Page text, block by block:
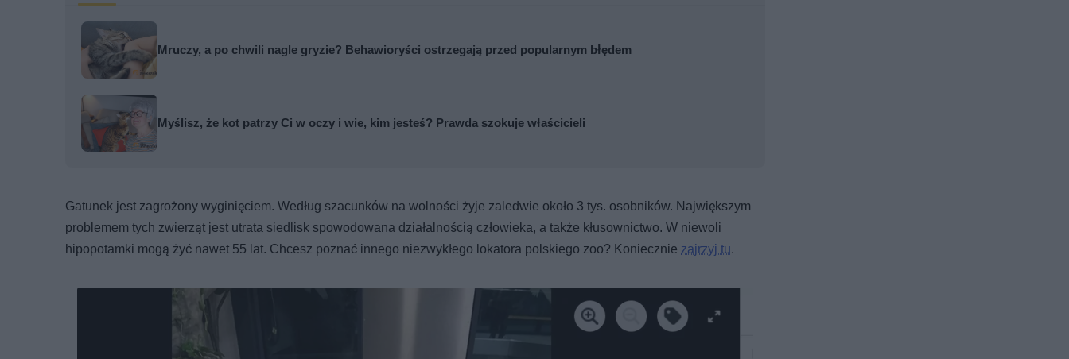
Mruczy, a po chwili nagle gryzie? Behawioryści ostrzegają przed popularnym błędem
Myślisz, że kot patrzy Ci w oczy i wie, kim jesteś? Prawda szokuje właścicieli
Gatunek jest zagrożony wyginięciem. Według szacunków na wolności żyje zaledwie około 3 tys. osobników. Największym
problemem tych zwierząt jest utrata siedlisk spowodowana działalnością człowieka, a także kłusownictwo. W niewoli
hipopotamki mogą żyć nawet 55 lat. Chcesz poznać innego niezwykłego lokatora polskiego zoo? Koniecznie zajrzyj tu.